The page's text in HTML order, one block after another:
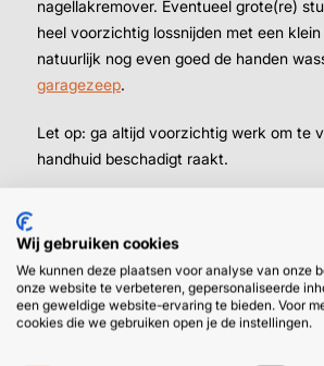
nagellakremover. Eventueel grote(re)
heel voorzichtig lossnijden met een
natuurlijk nog even goed de handen
garagezeep.
Let op: ga altijd voorzichtig werk om te
handhuid beschadigt raakt.
komen altijd goed van pas.
Wij gebruiken cookies
We kunnen deze plaatsen voor analyse van onze
onze website te verbeteren, gepersonaliseerde
een geweldige website-ervaring te bieden. Voor
cookies die we gebruiken open je de instellingen.